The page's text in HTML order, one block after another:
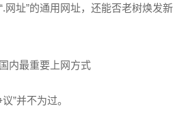
网址”的通用网址，还能否老树焕发新
内最重要上网方式
”并不为过。